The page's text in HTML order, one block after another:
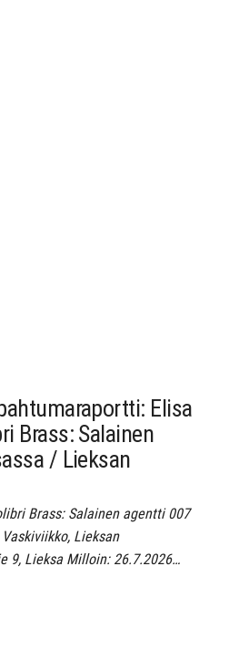
Elisa
Brass: Salainen
/ Lieksan
Brass: Salainen agentti 007
Lieksan
9, Lieksa Milloin: 26.7.2026…